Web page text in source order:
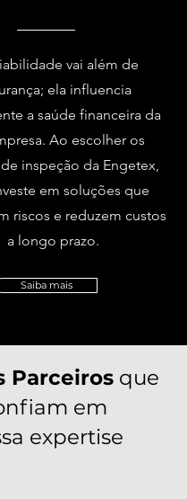
vai além de
ela influencia
a saúde financeira da
Ao escolher os
inspeção da Engetex,
em soluções que
riscos e reduzem custos
a longo prazo.
Saiba mais
Parceirosque
em
expertise